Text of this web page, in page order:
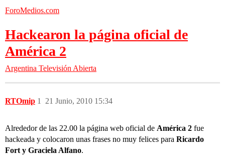
ForoMedios.com
Hackearon la página oficial de
América 2
Argentina Televisión Abierta
RTOmip 21 Junio, 2010 15:34
1
Alrededor de las 22.00 la página web oficial de América 2 fue
hackeada y colocaron unas frases no muy felices para Ricardo
Fort y Graciela Alfano.